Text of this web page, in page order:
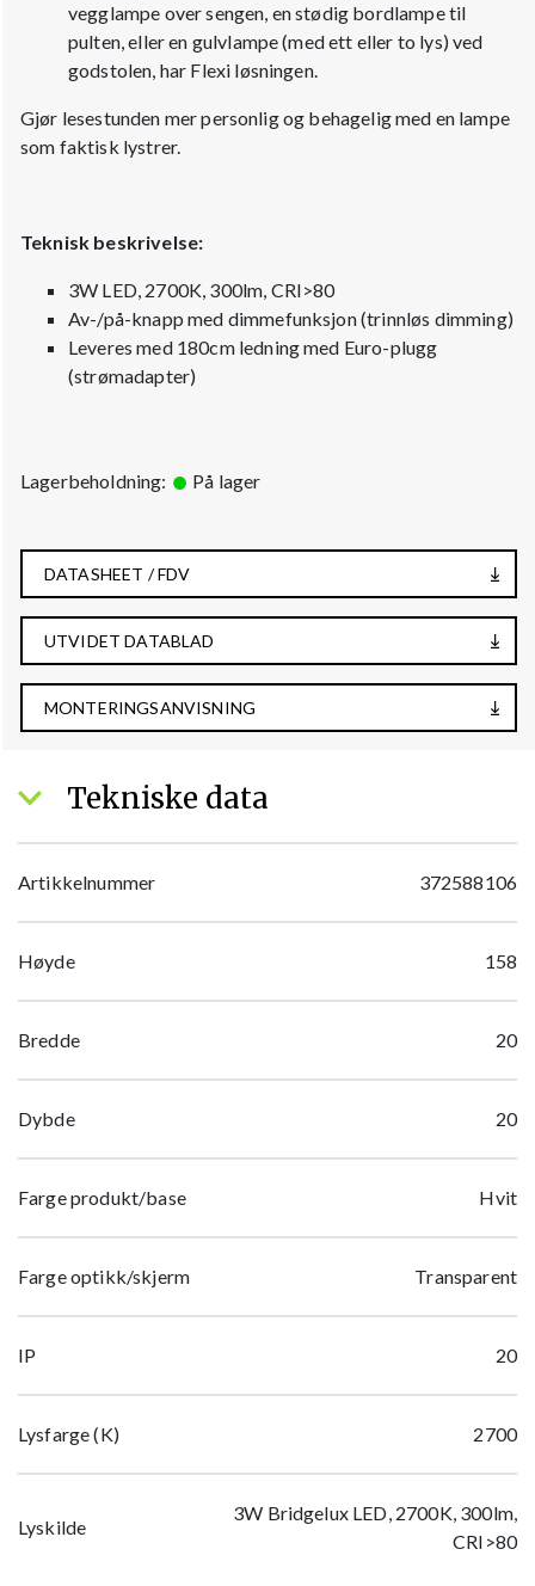
vegglampe over sengen, en stødig bordlampe til
pulten, eller en gulvlampe (med ett eller to lys) ved
godstolen, har Flexi løsningen.
Gjør lesestunden mer personlig og behagelig med en lampe
som faktisk lystrer.
Teknisk beskrivelse:
3W LED, 2700K, 300lm, CRI>80
Av-/på-knapp med dimmefunksjon (trinnløs dimming)
Leveres med 180cm ledning med Euro-plugg
(strømadapter)
Lagerbeholdning: På lager
DATASHEET / FDV
UTVIDET DATABLAD
MONTERINGSANVISNING
Tekniske data
Artikkelnummer 372588106
Høyde 158
Bredde 20
Dybde 20
Farge produkt/base Hvit
Farge optikk/skjerm Transparent
IP 20
Lysfarge (K) 2700
Lyskilde
3W Bridgelux LED, 2700K, 300lm,
CRI>80